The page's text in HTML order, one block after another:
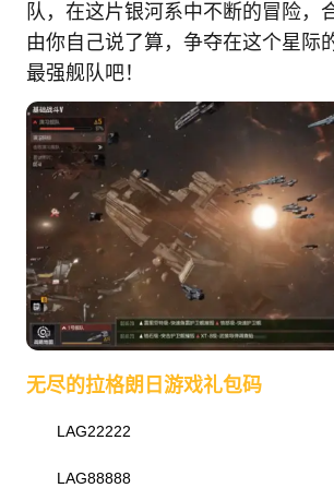
队，在这片银河系中不断的冒险，
由你自己说了算，争夺在这个星际
最强舰队吧！
无尽的拉格朗日游戏礼包码
LAG22222
LAG88888